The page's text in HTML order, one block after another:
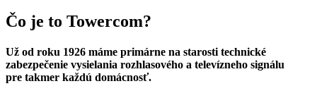
Čo je to Towercom?
Už od roku 1926 máme primárne na starosti technické
zabezpečenie vysielania rozhlasového a televízneho signálu
pre takmer každú domácnosť.